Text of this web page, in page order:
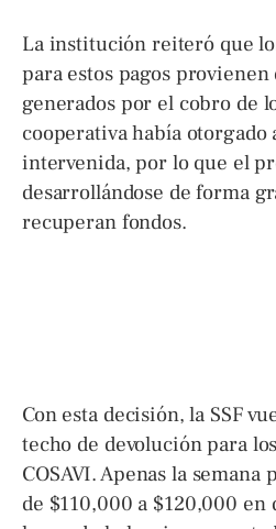
La institución reiteró que
para estos pagos provienen
generados por el cobro de
cooperativa había otorgado
intervenida, por lo que el
desarrollándose de forma
recuperan fondos.
Con esta decisión, la SSF
techo de devolución para
COSAVI. Apenas la semana
de $110,000 a $120,000 en